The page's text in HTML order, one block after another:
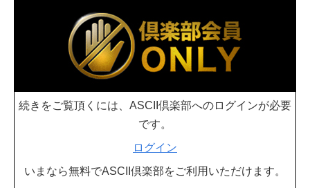
続きをご覧頂くには、ASCII倶楽部へのログインが必要
です。
ログイン
いまなら無料でASCII倶楽部をご利用いただけます。